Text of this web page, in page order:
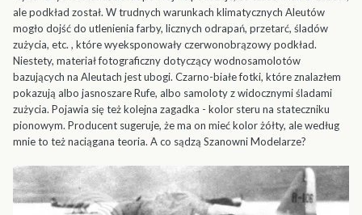
ale podkład został. W trudnych warunkach klimatycznych Aleutów
mogło dojść do utlenienia farby, licznych odrapań, przetarć, śladów
zużycia, etc. , które wyeksponowały czerwonobrązowy podkład.
Niestety, materiał fotograficzny dotyczący wodnosamolotów
bazujących na Aleutach jest ubogi. Czarno-białe fotki, które znalazłem
pokazują albo jasnoszare Rufe, albo samoloty z widocznymi śladami
zużycia. Pojawia się też kolejna zagadka - kolor steru na stateczniku
pionowym. Producent sugeruje, że ma on mieć kolor żółty, ale według
mnie to też naciągana teoria. A co sądzą Szanowni Modelarze?